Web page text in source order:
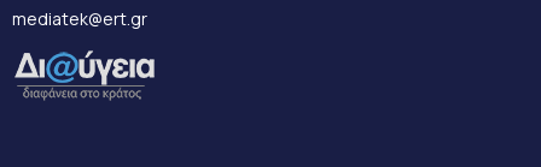
mediatek@ert.gr